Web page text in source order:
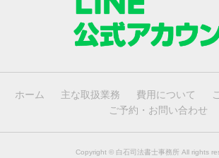
ホーム 主な取扱業務 費用について
ご予約・お問い合わせ
Copyright © 白石司法書士事務所 All rights